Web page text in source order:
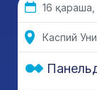
16 қараша,
Каспий